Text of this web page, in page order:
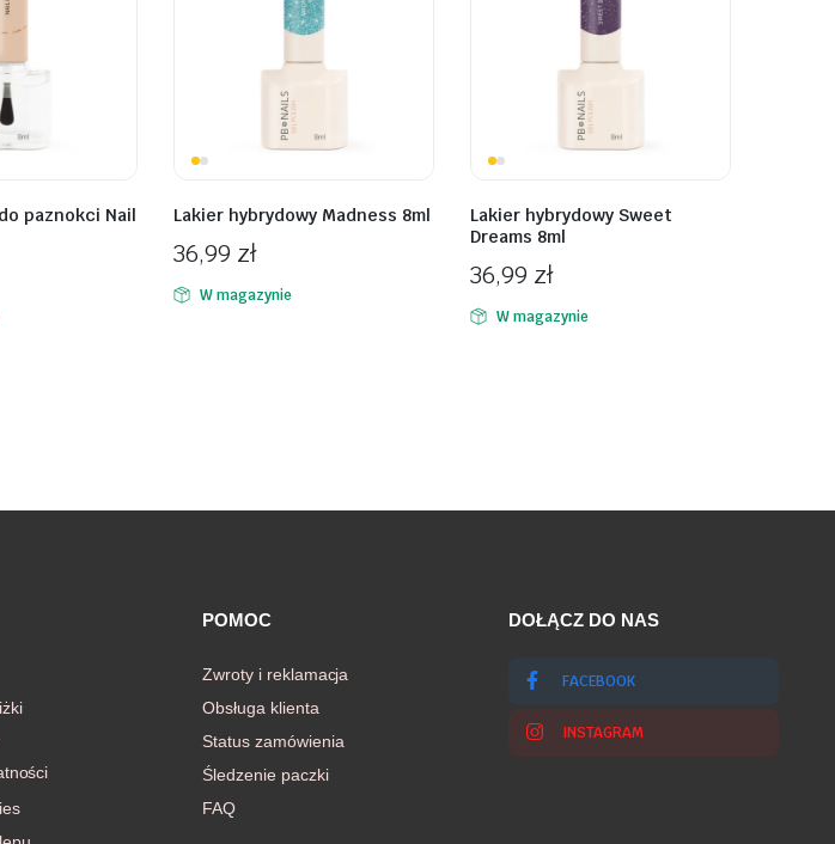
paznokci Nail
Lakier hybrydowy Madness 8ml
36,99 zł
W magazynie
Lakier hybrydowy Sweet
Dreams 8ml
36,99 zł
W magazynie
POMOC
Zwroty i reklamacja
Obsługa klienta
Status zamówienia
Śledzenie paczki
FAQ
DOŁĄCZ DO NAS
FACEBOOK
INSTAGRAM